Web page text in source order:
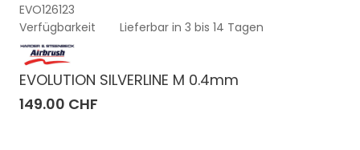
EVO126123
Verfügbarkeit
Lieferbar in 3 bis 14 Tagen
EVOLUTION SILVERLINE M 0.4mm
149.00 CHF